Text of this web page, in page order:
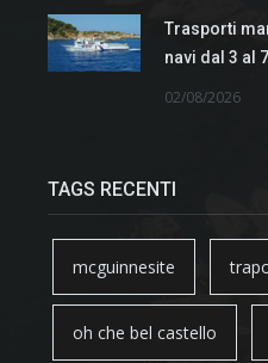
Trasporti
navi dal 3 al
02/08/2026
TAGS RECENTI
mcguinnesite
oh che bel castello